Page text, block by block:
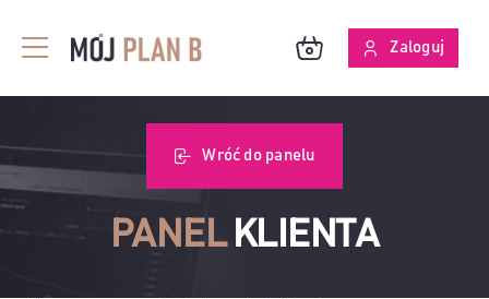
zawartości
Toggle
Navigation
SKUTECZNOŚĆ ANALIZ
Zaloguj
Wróć do panelu
PANEL KLIENTA